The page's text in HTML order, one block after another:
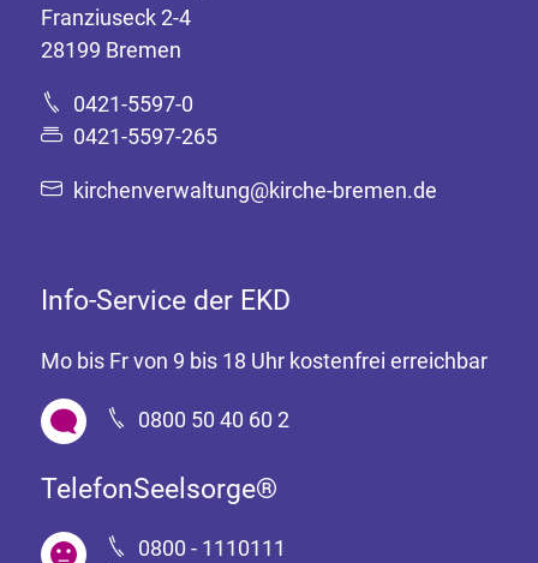
Franziuseck 2-4
28199 Bremen
0421-5597-0
0421-5597-265
kirchenverwaltung@kirche-bremen.de
Info-Service der EKD
Mo bis Fr von 9 bis 18 Uhr kostenfrei erreichbar
0800 50 40 60 2
TelefonSeelsorge®
0800 - 1110111